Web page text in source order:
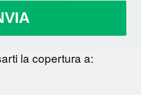
la copertura a: